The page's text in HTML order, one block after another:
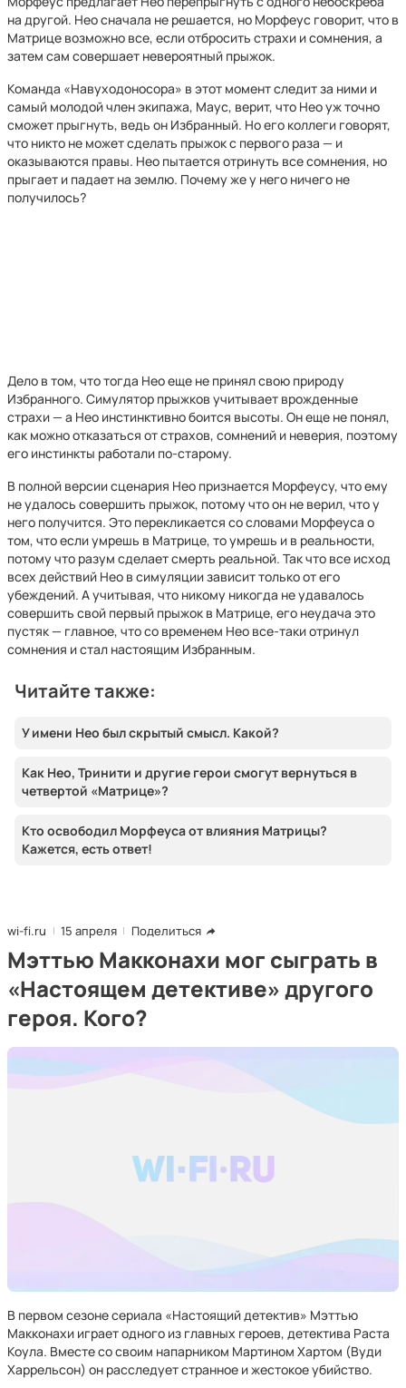
на другой. Нео сначала не решается, но Морфеус говорит, что в
Матрице возможно все, если отбросить страхи и сомнения, а
затем сам совершает невероятный прыжок.
Команда «Навуходоносора» в этот момент следит за ними и
самый молодой член экипажа, Маус, верит, что Нео уж точно
сможет прыгнуть, ведь он Избранный. Но его коллеги говорят,
что никто не может сделать прыжок с первого раза — и
оказываются правы. Нео пытается отринуть все сомнения, но
прыгает и падает на землю. Почему же у него ничего не
получилось?
Дело в том, что тогда Нео еще не принял свою природу
Избранного. Симулятор прыжков учитывает врожденные
страхи — а Нео инстинктивно боится высоты. Он еще не понял,
как можно отказаться от страхов, сомнений и неверия, поэтому
его инстинкты работали по-старому.
В полной версии сценария Нео признается Морфеусу, что ему
не удалось совершить прыжок, потому что он не верил, что у
него получится. Это перекликается со словами Морфеуса о
том, что если умрешь в Матрице, то умрешь и в реальности,
потому что разум сделает смерть реальной. Так что все исход
всех действий Нео в симуляции зависит только от его
убеждений. А учитывая, что никому никогда не удавалось
совершить свой первый прыжок в Матрице, его неудача это
пустяк — главное, что со временем Нео все-таки отринул
сомнения и стал настоящим Избранным.
Читайте также:
У имени Нео был скрытый смысл. Какой?
Как Нео, Тринити и другие герои смогут вернуться в
четвертой «Матрице»?
Кто освободил Морфеуса от влияния Матрицы?
Кажется, есть ответ!
wi-fi.ru 15 апреля Поделиться
Мэттью Макконахи мог сыграть в
«Настоящем детективе» другого
героя. Кого?
В первом сезоне сериала «Настоящий детектив» Мэттью
Макконахи играет одного из главных героев, детектива Раста
Коула. Вместе со своим напарником Мартином Хартом (Вуди
Харрельсон) он расследует странное и жестокое убийство.